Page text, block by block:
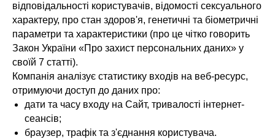
відповідальності користувачів, відомості сексуального
характеру, про стан здоров'я, генетичні та біометричні
параметри та характеристики (про це чітко говорить
Закон України «Про захист персональних даних» у
своїй 7 статті).
Компанія аналізує статистику входів на веб-ресурс,
отримуючи доступ до даних про:
дати та часу входу на Сайт, тривалості інтернет-
сеансів;
браузер, трафік та з'єднання користувача.